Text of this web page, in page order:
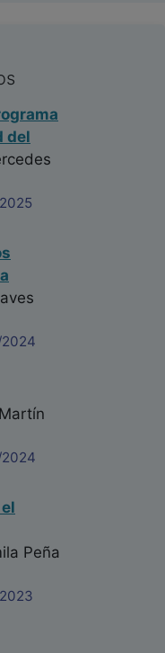
del
Peña